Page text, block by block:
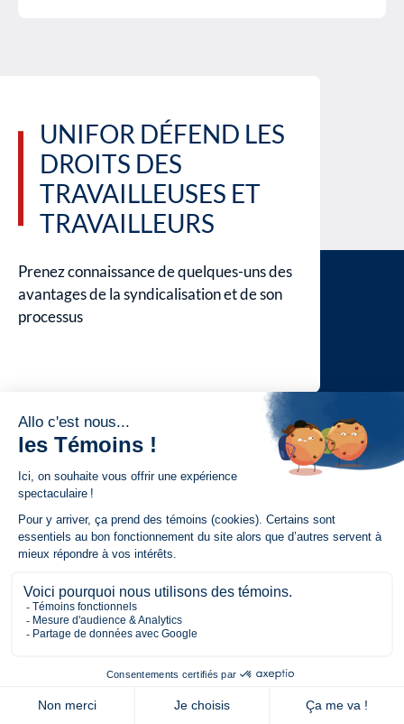
UNIFOR DÉFEND LES
DROITS DES
TRAVAILLEUSES ET
TRAVAILLEURS
Prenez connaissance de quelques-uns des
avantages de la syndicalisation et de son
processus
Unifor milite pour et défend les droits économiques des
travailleuses et travailleurs, notamment en ce qui
concerne des milieux de travail plus sécuritaires, des
emplois stables, des salaires et des avantages sociaux
qui permettent un niveau de vie décent, la dignité et le